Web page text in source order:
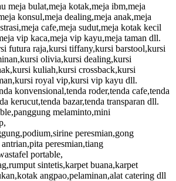
meja bulat,meja kotak,meja ibm,meja
konsul,meja dealing,meja anak,meja
cafe,meja sudut,meja kotak kecil
vip kaca,meja vip kayu,meja taman dll.
futura raja,kursi tiffany,kursi barstool,kursi
olivia,kursi dealing,kursi
kuliah,kursi crossback,kursi
royal vip,kursi vip kayu dll.
konvensional,tenda roder,tenda cafe,tenda
kerucut,tenda bazar,tenda transparan dll.
melaminto,mini
peresmian,gong
peresmian,tiang
portable,
sintetis,karpet buana,karpet
angpao,pelaminan,alat catering dll